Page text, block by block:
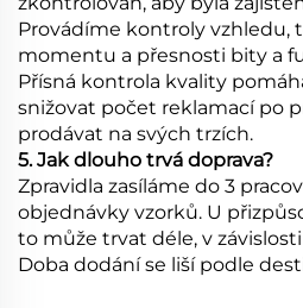
Provádíme kontroly vzhledu,
momentu a přesnosti bity a
Přísná kontrola kvality
snižovat počet reklamací po
prodávat na svých trzích.
5. Jak dlouho trvá doprava?
Zpravidla zasíláme do 3
objednávky vzorků. U
to může trvat déle, v
Doba dodání se liší podle